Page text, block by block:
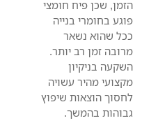
הזמן, שכן פיח חומצי
פוגע בחומרי בנייה
ככל שהוא נשאר
מרובה זמן רב יותר.
השקעה בניקיון
מקצועי מהיר עשויה
לחסוך הוצאות שיפוץ
גבוהות בהמשך.